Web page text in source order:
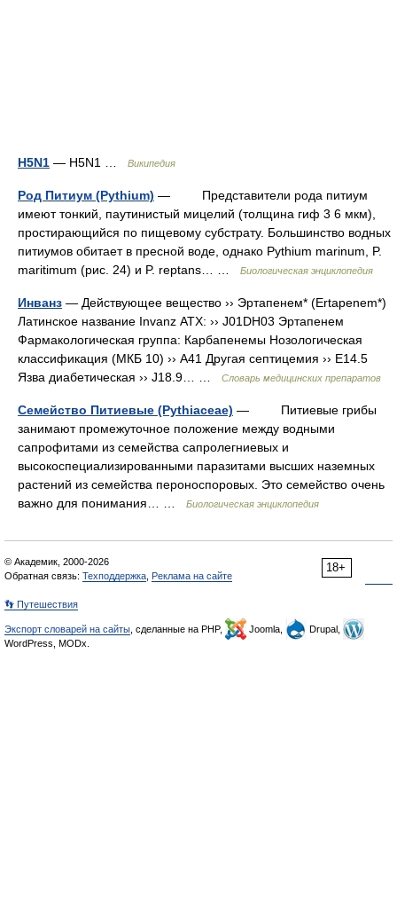
H5N1 — H5N1 … Википедия
Род Питиум (Pythium) — Представители рода питиум
имеют тонкий, паутинистый мицелий (толщина гиф 3 6 мкм),
простирающийся по пищевому субстрату. Большинство водных
питиумов обитает в пресной воде, однако Pythium marinum, P.
maritimum (рис. 24) и P. reptans… …
Биологическая энциклопедия
Инванз — Действующее вещество ›› Эртапенем* (Ertapenem*)
Латинское название Invanz АТХ: ›› J01DH03 Эртапенем
Фармакологическая группа: Карбапенемы Нозологическая
классификация (МКБ 10) ›› A41 Другая септицемия ›› E14.5
Язва диабетическая ›› J18.9… …
Словарь медицинских препаратов
Семейство Питиевые (Pythiaceae) — Питиевые грибы
занимают промежуточное положение между водными
сапрофитами из семейства сапролегниевых и
высокоспециализированными паразитами высших наземных
растений из семейства пероноспоровых. Это семейство очень
важно для понимания… …
Биологическая энциклопедия
18+
© Академик, 2000-2026
Обратная связь: Техподдержка Реклама на сайте
👣 Путешествия
Экспорт словарей на сайты , сделанные на PHP, Joomla,
Drupal,
WordPress, MODx.